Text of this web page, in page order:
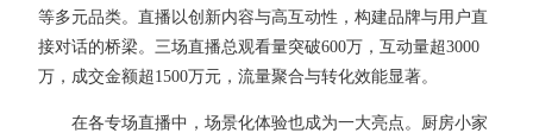
等多元品类。直播以创新内容与高互动性，构建品牌与用户直
接对话的桥梁。三场直播总观看量突破600万，互动量超3000
万，成交金额超1500万元，流量聚合与转化效能显著。
在各专场直播中，场景化体验也成为一大亮点。厨房小家